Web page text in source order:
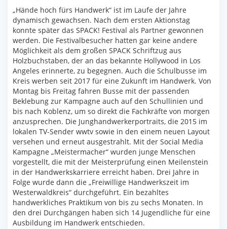
„Hände hoch fürs Handwerk“ ist im Laufe der Jahre
dynamisch gewachsen. Nach dem ersten Aktionstag
konnte später das SPACK! Festival als Partner gewonnen
werden. Die Festivalbesucher hatten gar keine andere
Möglichkeit als dem großen SPACK Schriftzug aus
Holzbuchstaben, der an das bekannte Hollywood in Los
Angeles erinnerte, zu begegnen. Auch die Schulbusse im
Kreis werben seit 2017 für eine Zukunft im Handwerk. Von
Montag bis Freitag fahren Busse mit der passenden
Beklebung zur Kampagne auch auf den Schullinien und
bis nach Koblenz, um so direkt die Fachkräfte von morgen
anzusprechen. Die Junghandwerkerportraits, die 2015 im
lokalen TV-Sender wwtv sowie in den einem neuen Layout
versehen und erneut ausgestrahlt. Mit der Social Media
Kampagne „Meistermacher“ wurden junge Menschen
vorgestellt, die mit der Meisterprüfung einen Meilenstein
in der Handwerkskarriere erreicht haben. Drei Jahre in
Folge wurde dann die „Freiwillige Handwerkszeit im
Westerwaldkreis“ durchgeführt. Ein bezahltes
handwerkliches Praktikum von bis zu sechs Monaten. In
den drei Durchgängen haben sich 14 Jugendliche für eine
Ausbildung im Handwerk entschieden.